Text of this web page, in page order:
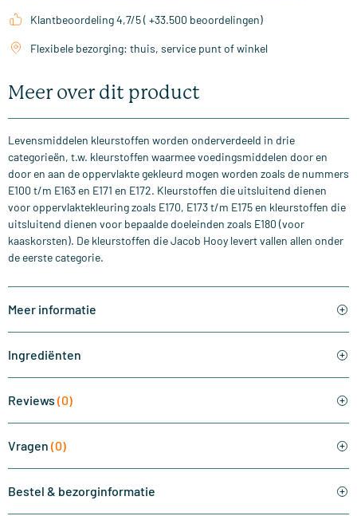
Klantbeoordeling 4,7/5 ( +33.500 beoordelingen)
Flexibele bezorging: thuis, service punt of winkel
Meer over dit product
Levensmiddelen kleurstoffen worden onderverdeeld in drie
categorieën, t.w. kleurstoffen waarmee voedingsmiddelen door en
door en aan de oppervlakte gekleurd mogen worden zoals de nummers
E100 t/m E163 en E171 en E172. Kleurstoffen die uitsluitend dienen
voor oppervlaktekleuring zoals E170, E173 t/m E175 en kleurstoffen die
uitsluitend dienen voor bepaalde doeleinden zoals E180 (voor
kaaskorsten). De kleurstoffen die Jacob Hooy levert vallen allen onder
de eerste categorie.
Meer informatie
Ingrediënten
Reviews (0)
Vragen (0)
Bestel & bezorginformatie